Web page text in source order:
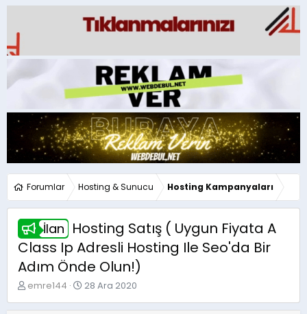
Forumlar Hosting & Sunucu Hosting Kampanyaları
İlan Hosting Satış ( Uygun Fiyata A
Class Ip Adresli Hosting Ile Seo'da Bir
Adım Önde Olun!)
K
emre144
B
28 Ara 2020